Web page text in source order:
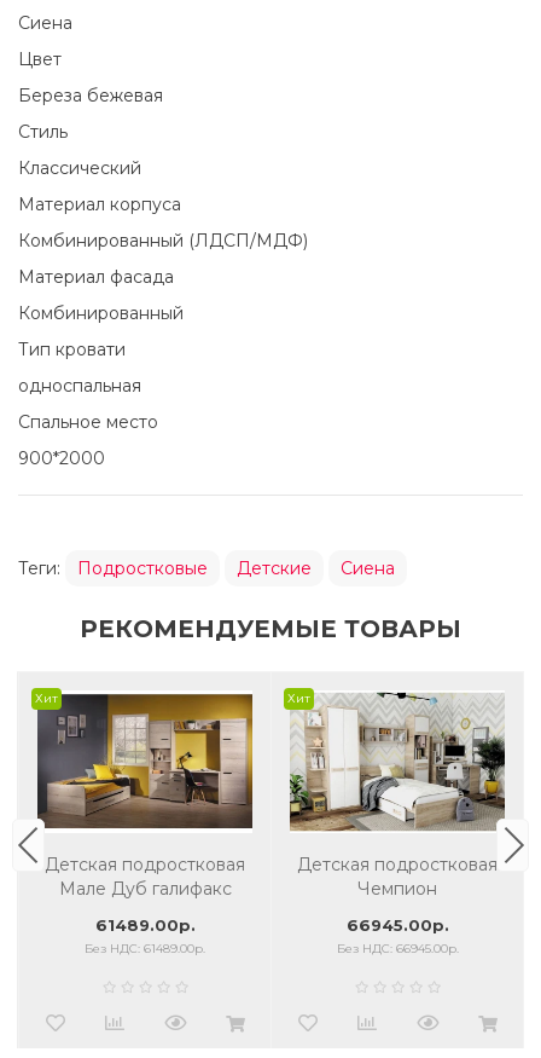
Сиена
Цвет
Береза бежевая
Стиль
Классический
Материал корпуса
Комбинированный (ЛДСП/МДФ)
Материал фасада
Комбинированный
Тип кровати
односпальная
Спальное место
900*2000
Теги: Подростковые Детские Сиена
РЕКОМЕНДУЕМЫЕ ТОВАРЫ
Хит
Детская подростковая
Мале Дуб галифакс
61489.00р.
Без НДС: 61489.00р.
Хит
Детская подростковая
Чемпион
66945.00р.
Без НДС: 66945.00р.